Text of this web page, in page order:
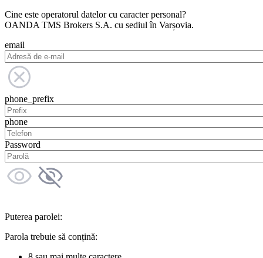
Cine este operatorul datelor cu caracter personal?
OANDA TMS Brokers S.A. cu sediul în Varșovia.
email
phone_prefix
phone
Password
Puterea parolei:
Parola trebuie să conțină: